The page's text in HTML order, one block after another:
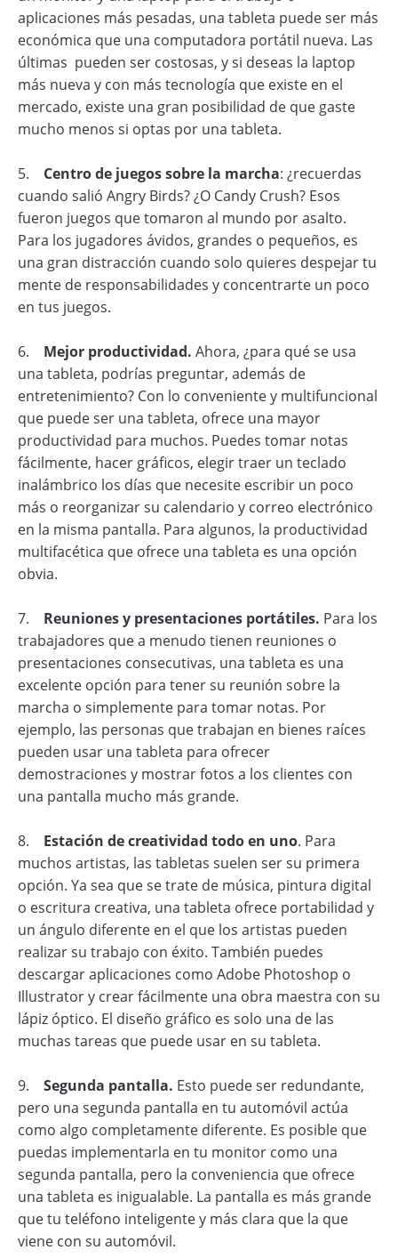
aplicaciones más pesadas, una tableta puede ser más
económica que una computadora portátil nueva. Las
últimas pueden ser costosas, y si deseas la laptop
más nueva y con más tecnología que existe en el
mercado, existe una gran posibilidad de que gaste
mucho menos si optas por una tableta.
5. Centro de juegos sobre la marcha: ¿recuerdas
cuando salió Angry Birds? ¿O Candy Crush? Esos
fueron juegos que tomaron al mundo por asalto.
Para los jugadores ávidos, grandes o pequeños, es
una gran distracción cuando solo quieres despejar tu
mente de responsabilidades y concentrarte un poco
en tus juegos.
6. Mejor productividad. Ahora, ¿para qué se usa
una tableta, podrías preguntar, además de
entretenimiento? Con lo conveniente y multifuncional
que puede ser una tableta, ofrece una mayor
productividad para muchos. Puedes tomar notas
fácilmente, hacer gráficos, elegir traer un teclado
inalámbrico los días que necesite escribir un poco
más o reorganizar su calendario y correo electrónico
en la misma pantalla. Para algunos, la productividad
multifacética que ofrece una tableta es una opción
obvia.
7. Reuniones y presentaciones portátiles. Para los
trabajadores que a menudo tienen reuniones o
presentaciones consecutivas, una tableta es una
excelente opción para tener su reunión sobre la
marcha o simplemente para tomar notas. Por
ejemplo, las personas que trabajan en bienes raíces
pueden usar una tableta para ofrecer
demostraciones y mostrar fotos a los clientes con
una pantalla mucho más grande.
8. Estación de creatividad todo en uno. Para
muchos artistas, las tabletas suelen ser su primera
opción. Ya sea que se trate de música, pintura digital
o escritura creativa, una tableta ofrece portabilidad y
un ángulo diferente en el que los artistas pueden
realizar su trabajo con éxito. También puedes
descargar aplicaciones como Adobe Photoshop o
Illustrator y crear fácilmente una obra maestra con su
lápiz óptico. El diseño gráfico es solo una de las
muchas tareas que puede usar en su tableta.
9. Segunda pantalla. Esto puede ser redundante,
pero una segunda pantalla en tu automóvil actúa
como algo completamente diferente. Es posible que
puedas implementarla en tu monitor como una
segunda pantalla, pero la conveniencia que ofrece
una tableta es inigualable. La pantalla es más grande
que tu teléfono inteligente y más clara que la que
viene con su automóvil.